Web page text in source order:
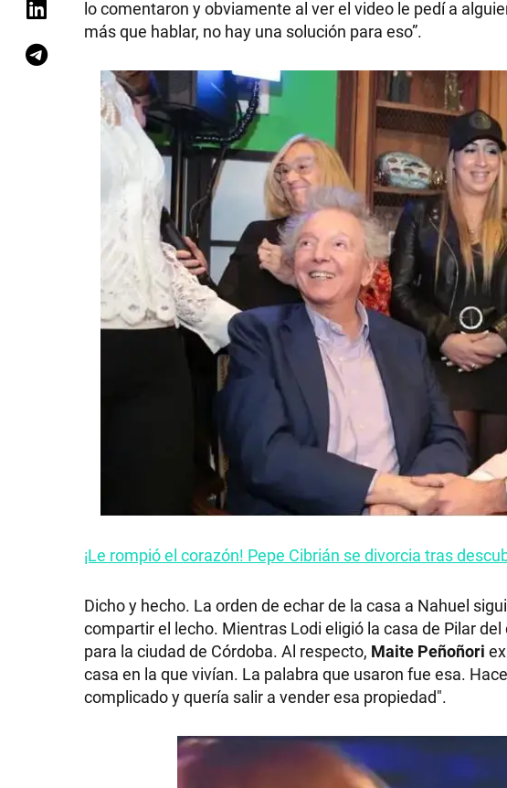
lo comentaron y obviamente al ver el video le pedí a
más que hablar, no hay una solución para eso”.
¡Le rompió el corazón! Pepe Cibrián se divorcia tras
Dicho y hecho. La orden de echar de la casa a Nahuel
compartir el lecho. Mientras Lodi eligió la casa de Pilar
para la ciudad de Córdoba. Al respecto, Maite Peñoñori
casa en la que vivían. La palabra que usaron fue esa.
complicado y quería salir a vender esa propiedad".
SHOW
POLÍTICA
ACTUALIDAD